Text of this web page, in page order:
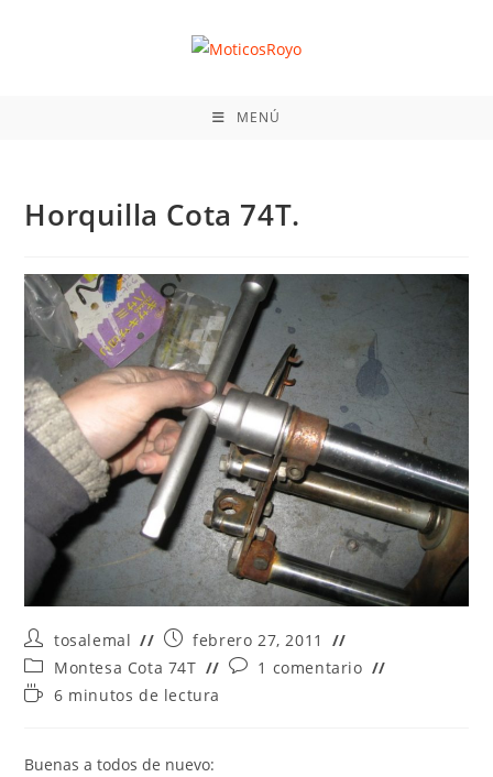
MENÚ
Horquilla Cota 74T.
Autor
de
la
entrada:
tosalemal
Publicación
de
la
entrada:
febrero 27, 2011
Categoría
de
la
Montesa Cota 74T
Comentarios
1 comentario
Tiempo6 minutos de lectura
Buenas a todos de nuevo: